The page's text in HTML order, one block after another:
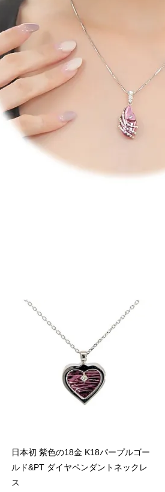
日本初 紫色の18金 K18パープルゴー
ルド&PT ダイヤペンダントネックレ
ス